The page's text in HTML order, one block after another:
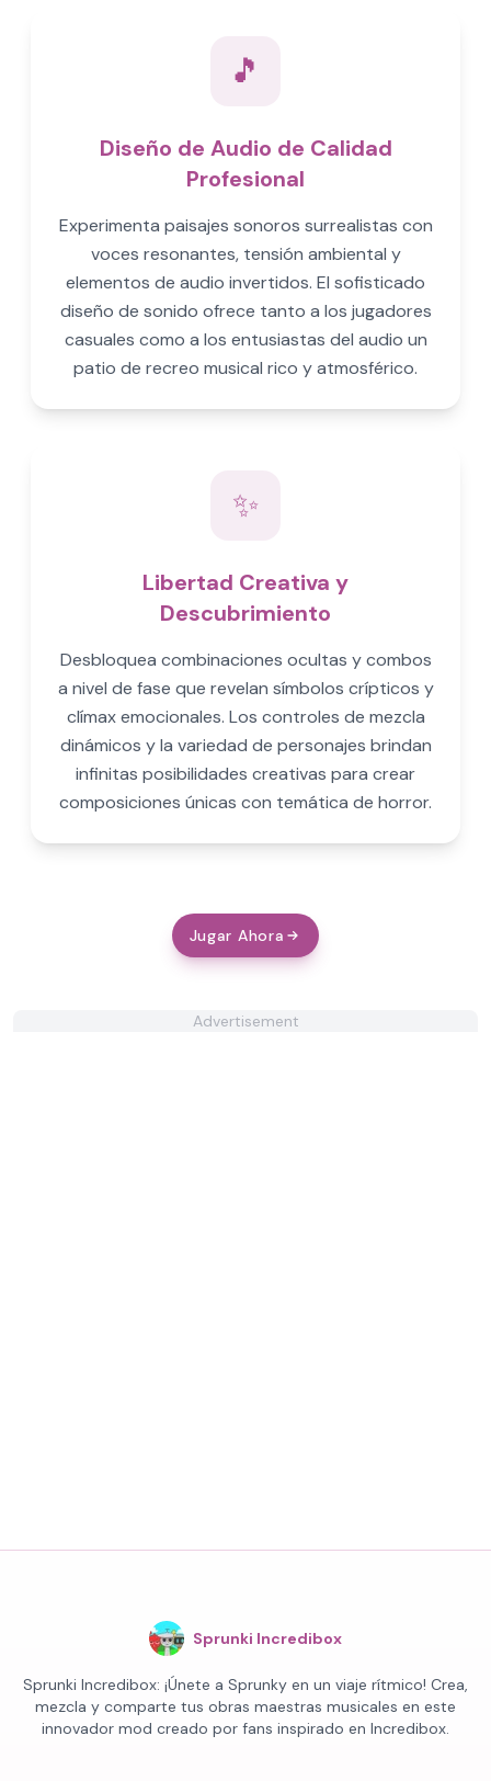
🎵
Diseño de Audio de Calidad
Profesional
Experimenta paisajes sonoros surrealistas con
voces resonantes, tensión ambiental y
elementos de audio invertidos. El sofisticado
diseño de sonido ofrece tanto a los jugadores
casuales como a los entusiastas del audio un
patio de recreo musical rico y atmosférico.
✨
Libertad Creativa y
Descubrimiento
Desbloquea combinaciones ocultas y combos
a nivel de fase que revelan símbolos crípticos y
clímax emocionales. Los controles de mezcla
dinámicos y la variedad de personajes brindan
infinitas posibilidades creativas para crear
composiciones únicas con temática de horror.
Jugar Ahora
Advertisement
Sprunki Incredibox
Sprunki Incredibox: ¡Únete a Sprunky en un viaje rítmico! Crea,
mezcla y comparte tus obras maestras musicales en este
innovador mod creado por fans inspirado en Incredibox.